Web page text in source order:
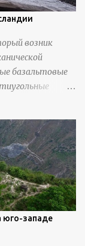
возник
базальтовые
юго-западе